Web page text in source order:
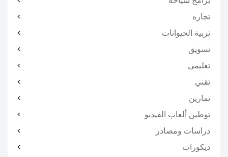
تجاره
تربية الحيوانات
تسويق
تعليمي
تقني
تمارين
توطين ألعاب الفيديو
دراسات ومصادر
ديكورات